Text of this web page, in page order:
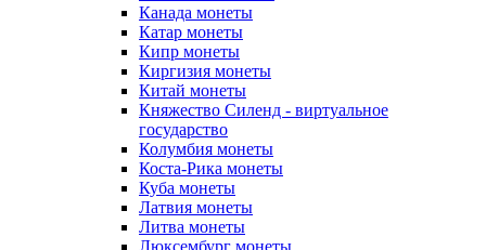
Канада монеты
Катар монеты
Кипр монеты
Киргизия монеты
Китай монеты
Княжество Силенд - виртуальное
государство
Колумбия монеты
Коста-Рика монеты
Куба монеты
Латвия монеты
Литва монеты
Люксембург монеты